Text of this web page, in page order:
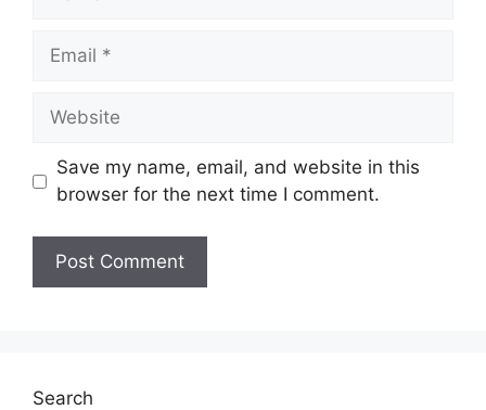
Email
Website
Save my name, email, and website in this
browser for the next time I comment.
Search